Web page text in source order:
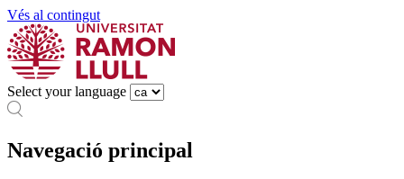
Vés al contingut
Select your language
Navegació principal